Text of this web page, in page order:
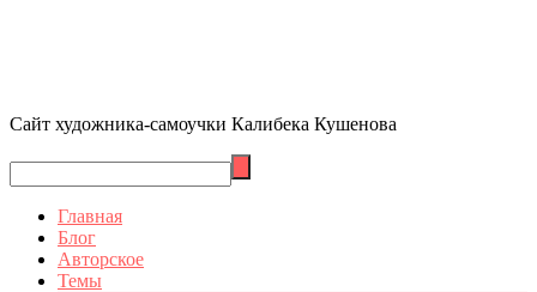
Сайт художника-самоучки Калибека Кушенова
Главная
Блог
Авторское
Темы